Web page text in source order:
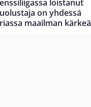
loistanut
on yhdessä
maailman kärkeä